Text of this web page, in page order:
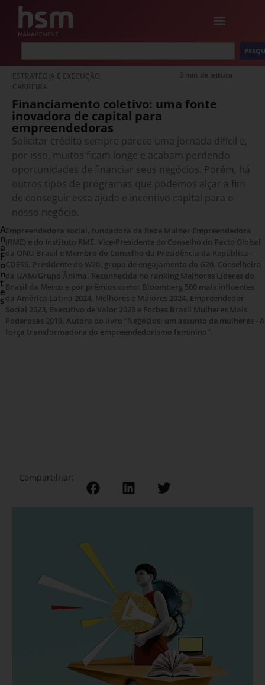
ESTRATÉGIA E EXECUÇÃO,
CARREIRA
3 min de leitura
Financiamento coletivo: uma fonte
inovadora de capital para
empreendedoras
Solicitar crédito sempre parece uma jornada difícil e,
por isso, muitos ficam longe e acabam perdendo
oportunidades de financiar seus negócios. Porém, há
outros tipos de programas que podemos alçar a fim
de conseguir essa ajuda e incentivo capital para o
nosso negócio.
A
n
a
F
o
n
t
e
s
Empreendedora social, fundadora da Rede Mulher Empreendedora
(RME) e do Instituto RME. Vice-Presidente do Conselho do Pacto Global
da ONU Brasil e Membro do Conselho da Presidência da República –
CDESS. Presidente do W20, grupo de engajamento do G20. Conselheira
da UAM/Grupo Ânima. Reconhecida no ranking Melhores Líderes do
Brasil da Merco e por prêmios como: Bloomberg 500 mais influentes
da América Latina 2024, Melhores e Maiores 2024, Empreendedor
Social 2023, Executivo de Valor 2023 e Forbes Brasil Mulheres Mais
Poderosas 2019. Autora do livro “Negócios: um assunto de mulheres - A
força transformadora do empreendedorismo feminino".
Compartilhar: